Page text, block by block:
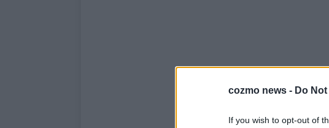
cozmo news - Do
If you wish to opt-out of